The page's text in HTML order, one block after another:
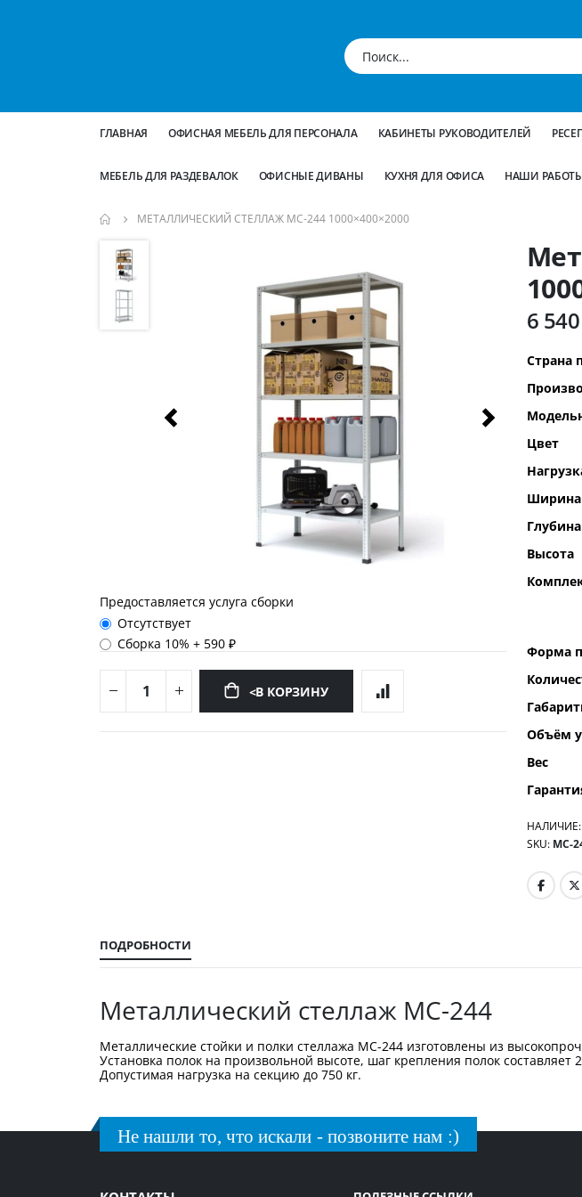
ГЛАВНАЯ ОФИСНАЯ МЕБЕЛЬ ДЛЯ ПЕРСОНАЛА КАБИНЕТЫ РУКОВОДИТЕЛЕЙ
МЕБЕЛЬ ДЛЯ РАЗДЕВАЛОК ОФИСНЫЕ ДИВАНЫ КУХНЯ ДЛЯ ОФИСА НАШИ
МЕТАЛЛИЧЕСКИЙ СТЕЛЛАЖ МС-244 1000×400×2000
Пропустить
перейти
галереям
изображений
Предоставляется услуга сборки
Отсутствует
Сборка 10%+ 590 ₽
<В КОРЗИНУ
6
Страна
Цвет
Ширина
Глубина
Высота
Форма
Объём
Вес
НАЛИЧИЕ:
SKU МС-
ПОДРОБНОСТИ
Металлический стеллаж МС-244
Металлические стойки и полки стеллажа МС-244 изготовлены из
Установка полок на произвольной высоте, шаг крепления полок
Допустимая нагрузка на секцию до 750 кг.
Не нашли то, что искали - позвоните нам :)